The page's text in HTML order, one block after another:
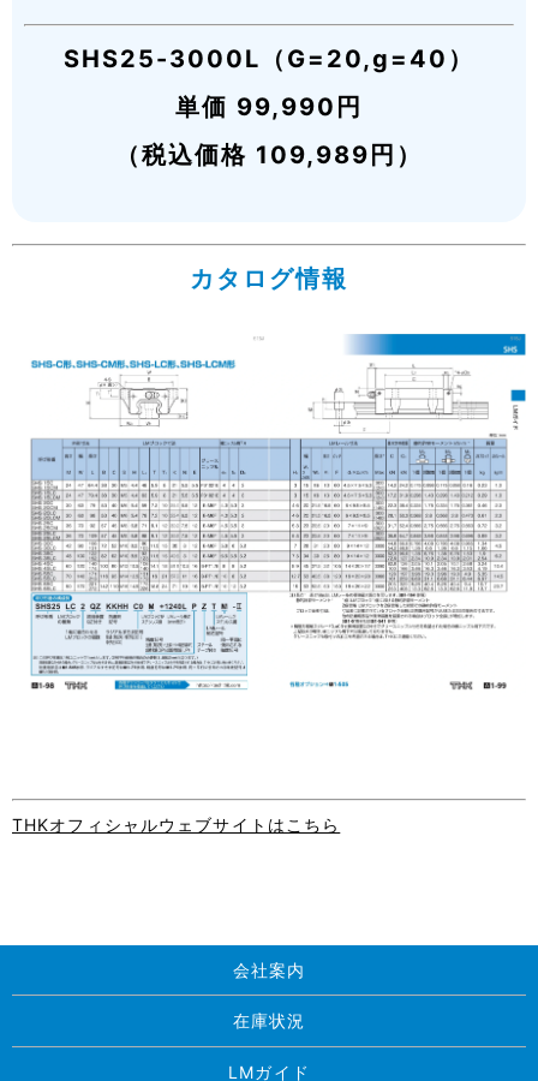
SHS25-3000L（G=20,g=40）
単価 99,990円
（税込価格 109,989円）
カタログ情報
THKオフィシャルウェブサイトはこちら
会社案内
在庫状況
LMガイド